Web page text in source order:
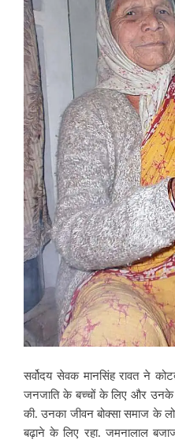
सर्वोदय सेवक मानसिंह रावत ने
जनजाति के बच्चों के लिए और उनके
की. उनका जीवन बोक्सा समाज के
बढ़ाने के लिए रहा. जमनालाल